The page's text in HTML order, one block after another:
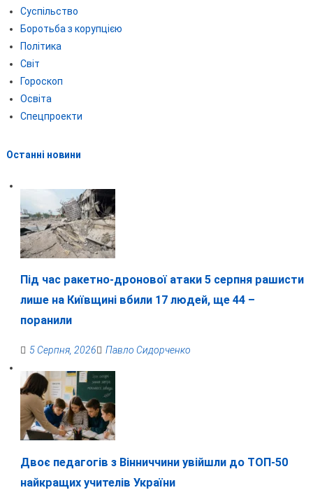
Суспільство
Боротьба з корупцією
Політика
Світ
Гороскоп
Освіта
Спецпроекти
Останні новини
Під час ракетно-дронової атаки 5 серпня рашисти
лише на Київщині вбили 17 людей, ще 44 –
поранили
5 Серпня, 2026 Павло Сидорченко
Двоє педагогів з Вінниччини увійшли до ТОП-50
найкращих учителів України